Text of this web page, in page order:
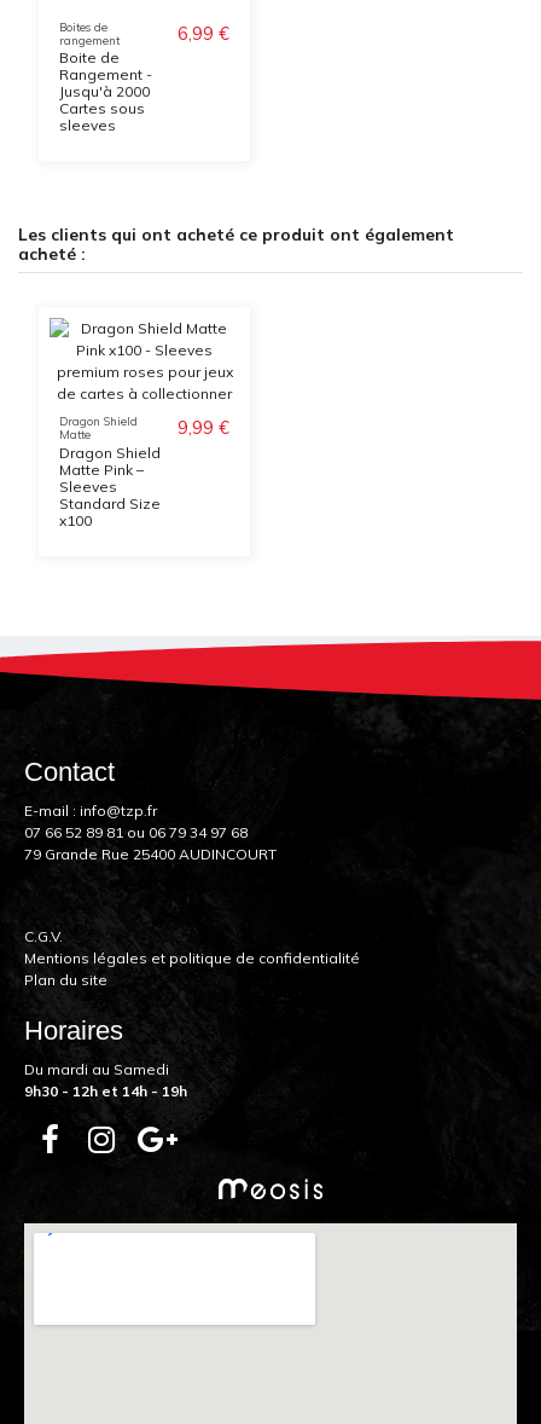
Boites de
rangement
Boite de
Rangement -
Jusqu'à 2000
Cartes sous
sleeves
6,99 €
Les clients qui ont acheté ce produit ont également
acheté :
Dragon Shield
Matte
Dragon Shield
Matte Pink –
Sleeves
Standard Size
x100
9,99 €
Contact
E-mail : info@tzp.fr
07 66 52 89 81 ou 06 79 34 97 68
79 Grande Rue 25400 AUDINCOURT
C.G.V.
Mentions légales et politique de confidentialité
Plan du site
Horaires
Du mardi au Samedi
9h30 - 12h et 14h - 19h